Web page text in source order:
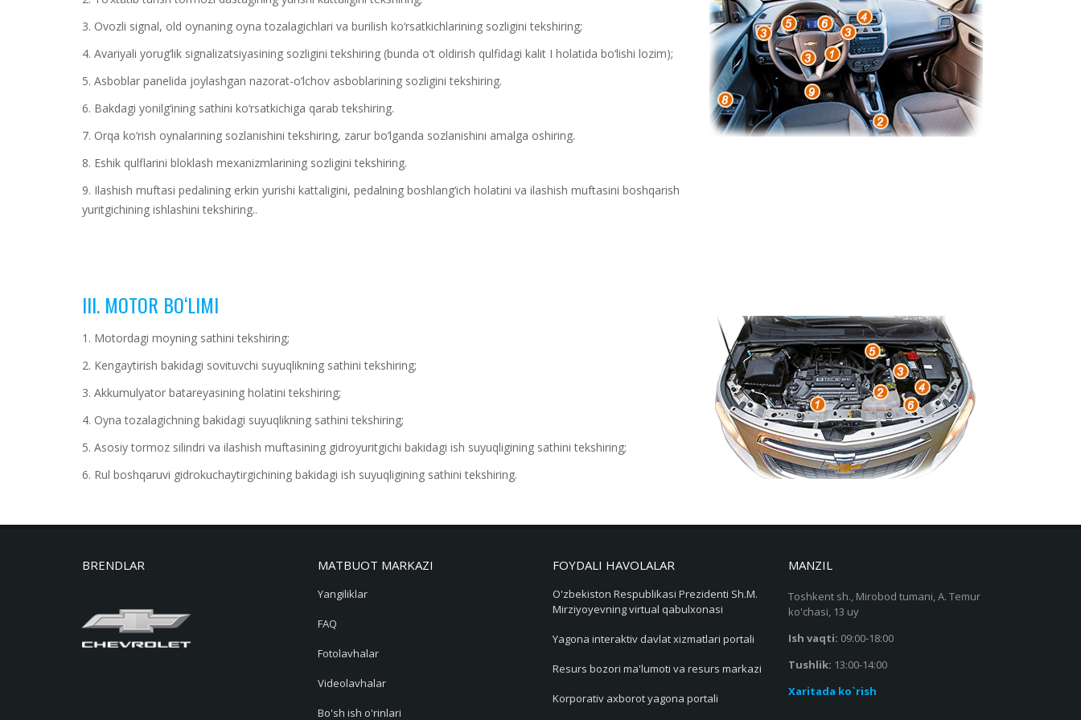
3. Ovozli signal, old oynaning oyna tozalagichlari va burilish ko‘rsatkichlarining sozligini tekshiring;
4. Avariyali yorug‘lik signalizatsiyasining sozligini tekshiring (bunda o‘t oldirish qulfidagi kalit I holatida bo‘lishi lozim);
5. Asboblar panelida joylashgan nazorat-o‘lchov asboblarining sozligini tekshiring.
6. Bakdagi yonilg‘ining sathini ko‘rsatkichiga qarab tekshiring.
7. Orqa ko‘rish oynalarining sozlanishini tekshiring, zarur bo‘lganda sozlanishini amalga oshiring.
8. Eshik qulflarini bloklash mexanizmlarining sozligini tekshiring.
9. Ilashish muftasi pedalining erkin yurishi kattaligini, pedalning boshlang‘ich holatini va ilashish muftasini boshqarish
yuritgichining ishlashini tekshiring..
III. MOTOR BO‘LIMI
1. Motordagi moyning sathini tekshiring;
2. Kengaytirish bakidagi sovituvchi suyuqlikning sathini tekshiring;
3. Akkumulyator batareyasining holatini tekshiring;
4. Oyna tozalagichning bakidagi suyuqlikning sathini tekshiring;
5. Asosiy tormoz silindri va ilashish muftasining gidroyuritgichi bakidagi ish suyuqligining sathini tekshiring;
6. Rul boshqaruvi gidrokuchaytirgichining bakidagi ish suyuqligining sathini tekshiring.
BRENDLAR MATBUOT MARKAZI
Yangiliklar
FAQ
Fotolavhalar
Videolavhalar
Bo'sh ish o'rinlari
FOYDALI HAVOLALAR
O'zbekiston Respublikasi Prezidenti Sh.M.
Mirziyoyevning virtual qabulxonasi
Yagona interaktiv davlat xizmatlari portali
Resurs bozori ma'lumoti va resurs markazi
Korporativ axborot yagona portali
MANZIL
Toshkent sh., Mirobod tumani, A. Temur
ko'chasi, 13 uy
Ish vaqti: 09:00-18:00
Tushlik: 13:00-14:00
Xaritada ko`rish